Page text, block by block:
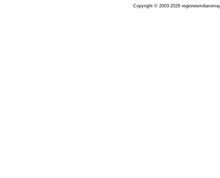
Copyright © 2003-2026